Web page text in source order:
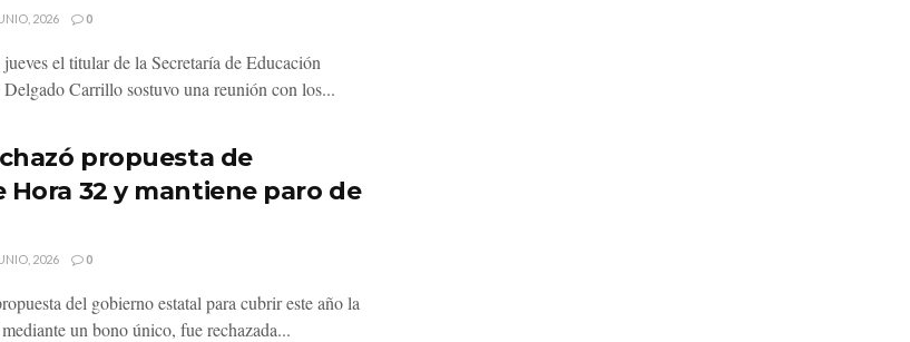
2026 0
el titular de la Secretaría de Educación
Carrillo sostuvo una reunión con los...
propuesta de
Hora 32 y mantiene paro de
2026 0
del gobierno estatal para cubrir este año la
un bono único, fue rechazada...